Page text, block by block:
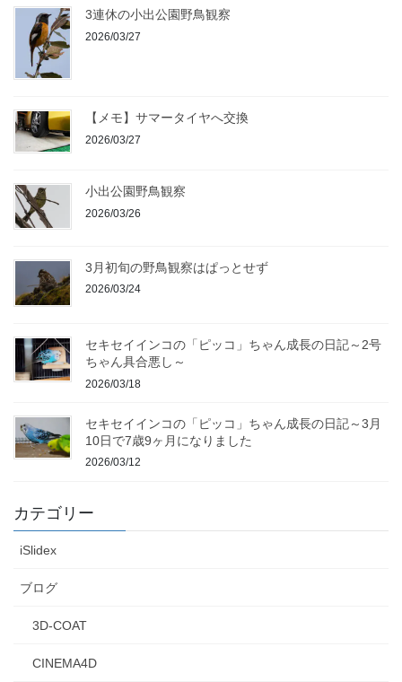
3連休の小出公園野鳥観察
2026/03/27
【メモ】サマータイヤへ交換
2026/03/27
小出公園野鳥観察
2026/03/26
3月初旬の野鳥観察はぱっとせず
2026/03/24
セキセイインコの「ピッコ」ちゃん成長の日記～2号
ちゃん具合悪し～
2026/03/18
セキセイインコの「ピッコ」ちゃん成長の日記～3月
10日で7歳9ヶ月になりました
2026/03/12
カテゴリー
iSlidex
ブログ
3D-COAT
CINEMA4D